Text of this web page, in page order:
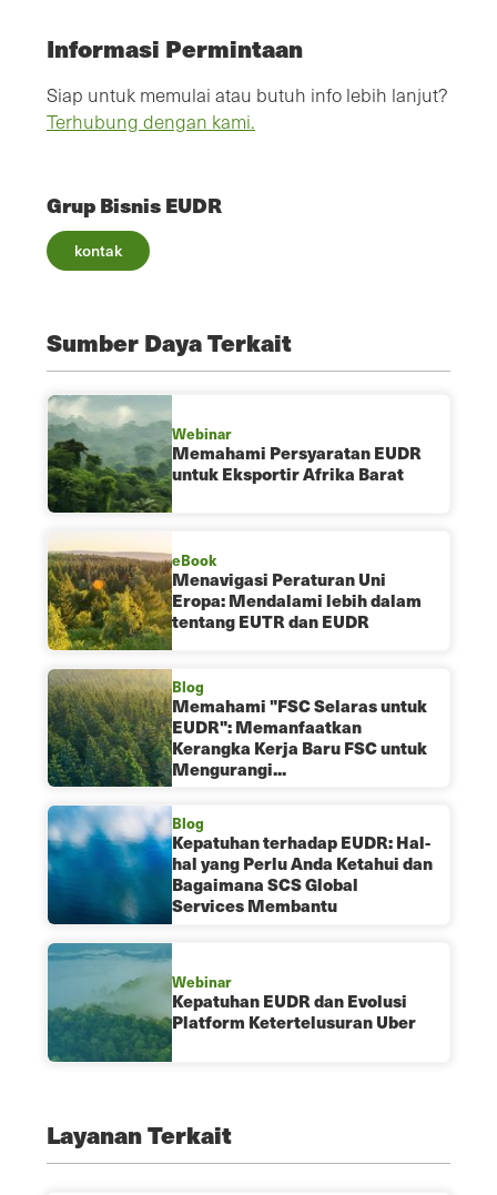
Informasi Permintaan
Siap untuk memulai atau butuh info lebih lanjut?
Terhubung dengan kami.
Grup Bisnis EUDR
kontak
Sumber Daya Terkait
Webinar
Memahami Persyaratan EUDR
untuk Eksportir Afrika Barat
eBook
Menavigasi Peraturan Uni
Eropa: Mendalami lebih dalam
tentang EUTR dan EUDR
Blog
Memahami "FSC Selaras untuk
EUDR": Memanfaatkan
Kerangka Kerja Baru FSC untuk
Mengurangi...
Blog
Kepatuhan terhadap EUDR: Hal-
hal yang Perlu Anda Ketahui dan
Bagaimana SCS Global
Services Membantu
Webinar
Kepatuhan EUDR dan Evolusi
Platform Ketertelusuran Uber
Layanan Terkait